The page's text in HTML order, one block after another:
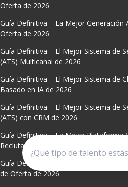
Oferta de 2026
Guía Definitiva – La Mejor Generación
Oferta de 2026
Guía Definitiva – El Mejor Sistema de
(ATS) Multicanal de 2026
Guía Definitiva – El Mejor Sistema de
Basado en IA de 2026
Guía Definitiva – El Mejor Sistema de
(ATS) con CRM de 2026
Guía Definitiva – La Mejor Plataforma
Reclutamiento (2026)
Guía Definitiva – El Mejor Generador
de Oferta de 2026